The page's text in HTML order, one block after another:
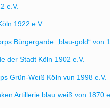
e.V.
1922 e.V.
Bürgergarde „blau-gold“ von
der Stadt Köln 1902 e.V.
Grün-Weiß Köln vun 1998 e.V.
Artillerie blau weiß von 1870